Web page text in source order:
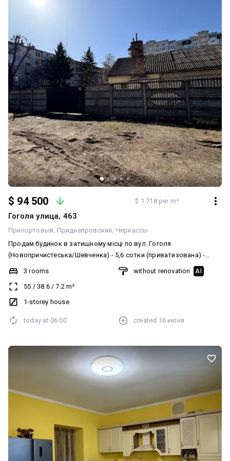
центральне + встановлено та підключено додатковий насос для
стабільно високого тиску води. * Каналізація: вигрібна яма (3 м³)
з наявною технічною можливістю підключення до центральної
мережі. 🤝 Чесно та без прихованих нюансів: Я поважаю свій та
ваш час, тому кажу все як є, а не намагаюся щось приховати: *
Заїзд: через активну експлуатацію на ділянці заїзду трохи
просіла тротуарна плитка — за бажанням новий власник зможе
перекласти підкладку. * Дитяча кімната: у декількох місцях
варто освіжити підкладку під ламінатом. Це дрібні косметичні
моменти, які не впливають на комфорт, але я віддаю перевагу
абсолютній прозорості. ✨ Будинок і подвір'я в чудовому стані,
доглянуті та чекають на нових господарів! 📲 Телефонуйте
0985692299, з радістю відповім на всі питання та організую
перегляд у зручний для вас час
$ 94 500 $ 1 718 per m²
Гоголя улица, 463
Припортовый Приднепровский Черкассы
Продам будинок в затишному місці по вул. Гоголя
(Новопричистеська/Шевченка) - 5,6 сотки (приватизована) -
ділянка правильної форми - є заїзд - всі комунікації
централізовані (водопостачання, водовідведення, світло, газ) -
загальна площа 55м - три кімнати - сан вузол в будинку - газовий
котел - нові радіатори - металопластикові вікна - на території є
поруч дитячий садок, школа, ринок, зупинка громадського
3 rooms
55 / 38.6/7.2m²
1-storey house
without renovation AI
today at 06:00 created 16 июня